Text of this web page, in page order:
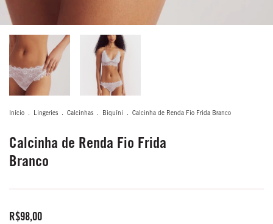
Início . Lingeries . Calcinhas . Biquíni . Calcinha de Renda Fio Frida Branco
Calcinha de Renda Fio Frida
Branco
R$98,00